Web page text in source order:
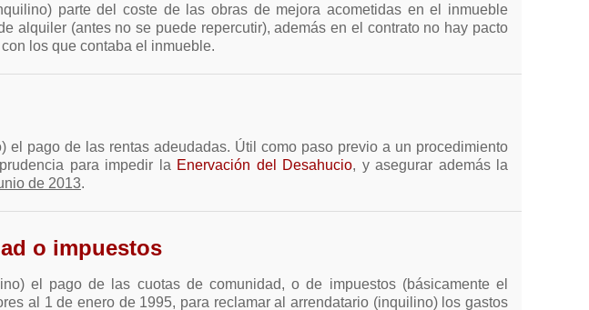
parte del coste de las obras de mejora acometidas en el inmueble
alquiler (antes no se puede repercutir), además en el contrato no hay pacto
los que contaba el inmueble.
pago de las rentas adeudadas. Útil como paso previo a un procedimiento
para impedir la Enervación del Desahucio, y asegurar además la
de 2013.
o impuestos
el pago de las cuotas de comunidad, o de impuestos (básicamente el
al 1 de enero de 1995, para reclamar al arrendatario (inquilino) los gastos